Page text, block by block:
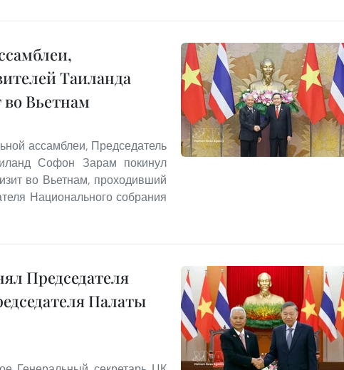
Таиланда
Вьетнам
ассамблеи, Председатель
Софон Зарам покинул
во Вьетнам, проходивший
Национального собрания
Председателя
Палаты